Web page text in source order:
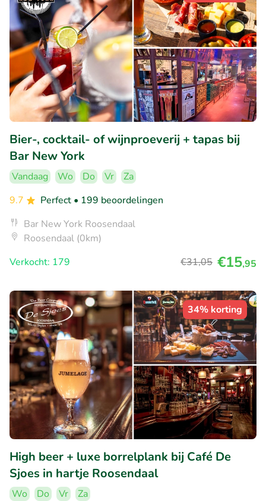
Bier-, cocktail- of wijnproeverij + tapas bij
Bar New York
Vandaag Wo Do Vr
Za
9.7
Perfect • 199 beoordelingen
Bar New York Roosendaal
Roosendaal (0km)
Verkocht: 179
€31,05 €15,95
34% korting
High beer + luxe borrelplank bij Café De
Sjoes in hartje Roosendaal
Wo Do Vr Za